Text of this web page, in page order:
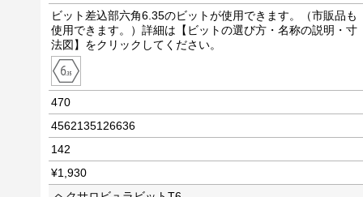
ビット差込部六角6.35のビットが使用できます。（市販品も
使用できます。）詳細は【ビットの選び方・名称の説明・寸
法図】をクリックしてください。
470
4562135126636
142
¥1,930